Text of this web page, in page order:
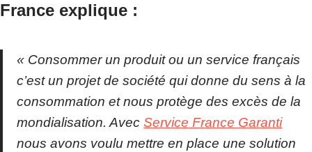
France explique :
« Consommer un produit ou un service français
c’est un projet de société qui donne du sens à la
consommation et nous protège des excès de la
mondialisation. Avec Service France Garanti
nous avons voulu mettre en place une solution